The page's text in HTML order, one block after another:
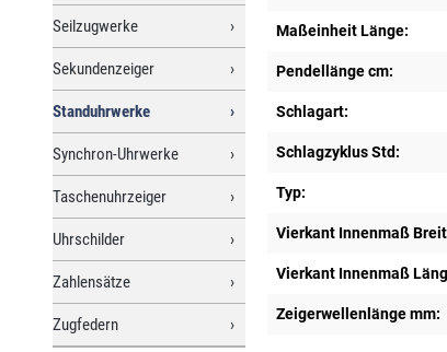
Seilzugwerke
Sekundenzeiger
Standuhrwerke
Synchron-Uhrwerke
Taschenuhrzeiger
Uhrschilder
Zahlensätze
Zugfedern
Maßeinheit Länge:
Pendellänge cm:
Schlagart:
Schlagzyklus Std:
Typ:
Vierkant Innenmaß
Vierkant Innenmaß
Zeigerwellenlänge mm: